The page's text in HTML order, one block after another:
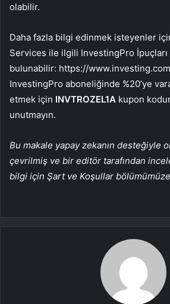
olabilir.
Daha fazla bilgi edinmek isteyenler
Services ile ilgili InvestingPro
bulunabilir: https://
InvestingPro aboneliğinde %20’ye
etmek için INVTROZEL1A kupon
unutmayın.
Bu makale yapay zekanın desteğiyle
çevrilmiş ve bir editör tarafından
bilgi için Şart ve Koşullar bölümümüze